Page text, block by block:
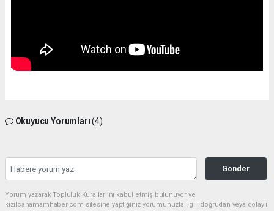
Okuyucu Yorumları(4)
Gönder
Yorum yazarak Topluluk Kuralları’nı kabul etmiş bulunuyor ve
kizilcahamamhaber.com sitesine yaptığınız yorumunuzla ilgili doğrudan veya dolaylı